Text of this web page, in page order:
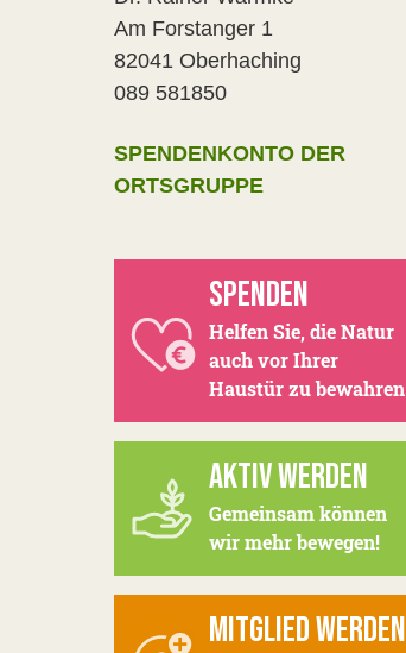
Am Forstanger 1
82041 Oberhaching
089 581850
SPENDENKONTO DER
ORTSGRUPPE
SPENDEN
Helfen Sie, die Natur
auch vor Ihrer
Haustür zu bewahren
AKTIV WERDEN
Gemeinsam können
wir mehr bewegen!
MITGLIED WERDEN